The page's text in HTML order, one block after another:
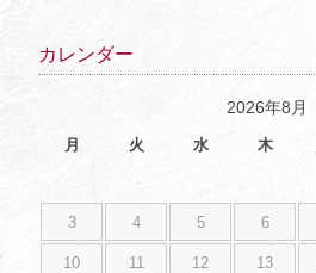
カレンダー
2026年8月
月 火 水 木
3 4 5 6
10 11 12 13